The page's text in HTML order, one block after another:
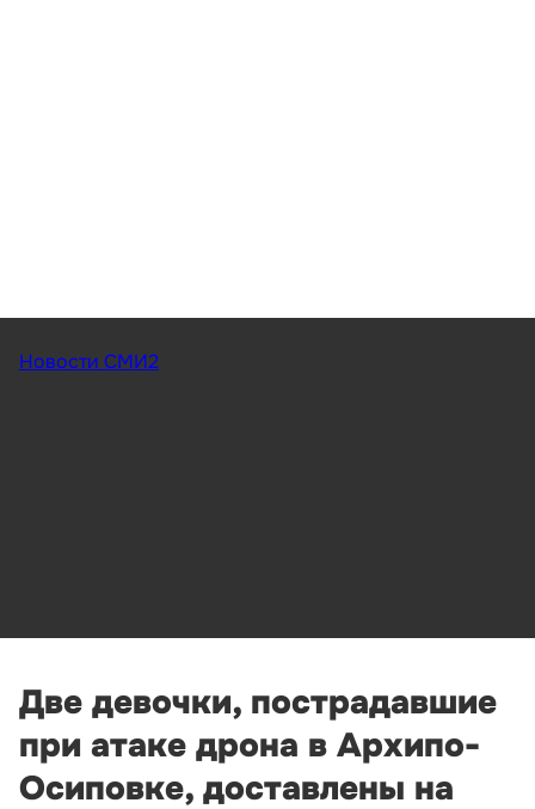
Новости СМИ2
Две девочки, пострадавшие
при атаке дрона в Архипо-
Осиповке, доставлены на